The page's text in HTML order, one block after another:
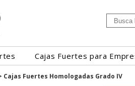
Cajas Fuertes para
Cajas Fuertes Homologadas Grado IV